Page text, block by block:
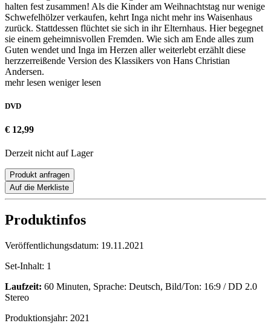
halten fest zusammen! Als die Kinder am Weihnachtstag nur wenige
Schwefelhölzer verkaufen, kehrt Inga nicht mehr ins Waisenhaus
zurück. Stattdessen flüchtet sie sich in ihr Elternhaus. Hier begegnet
sie einem geheimnisvollen Fremden. Wie sich am Ende alles zum
Guten wendet und Inga im Herzen aller weiterlebt erzählt diese
herzzerreißende Version des Klassikers von Hans Christian
Andersen.
mehr lesen weniger lesen
DVD
€ 12,99
Derzeit nicht auf Lager
Produkt anfragen
Auf die Merkliste
Produktinfos
Veröffentlichungsdatum: 19.11.2021
Set-Inhalt: 1
Laufzeit: 60 Minuten, Sprache: Deutsch, Bild/Ton: 16:9 / DD 2.0
Stereo
Produktionsjahr: 2021